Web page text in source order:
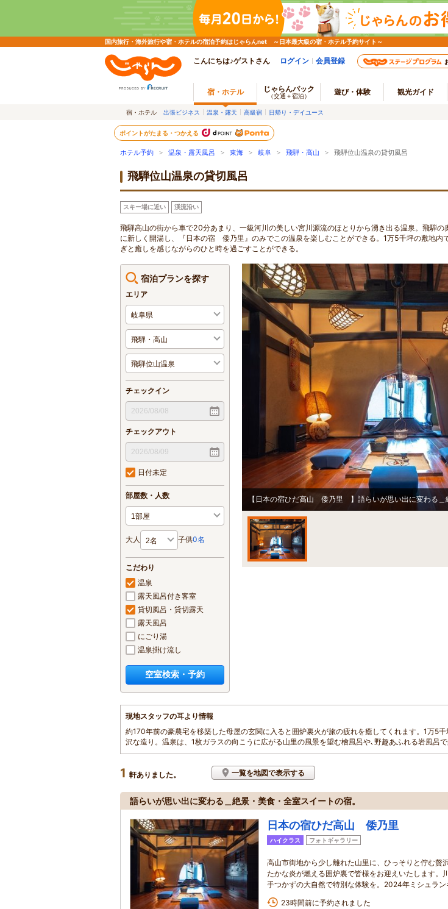
国内旅行・海外旅行や宿・ホテルの宿泊予約はじゃらんnet ～日本最大級の宿・ホテル予約サイト～
こんにちは♪ゲストさん ログイン 会員登録
宿・ホテル じゃらんパック
（交通＋宿泊） 遊び・体験 観光ガイド
宿・ホテル 出張ビジネス 温泉・露天 高級宿 日帰り・デイユース
ポイントがたまる・つかえる
ホテル予約 > 温泉・露天風呂 > 東海 > 岐阜 > 飛騨・高山 > 飛騨位山温泉の貸切風呂
飛騨位山温泉の貸切風呂
スキー場に近い 渓流沿い
飛騨高山の街から車で20分あまり、一級河川の美しい宮川源流のほとりから湧き出る温泉。飛騨
に新しく開湯し、『日本の宿 倭乃里』のみでこの温泉を楽しむことができる。1万5千坪の敷地内
ぎと癒しを感じながらのひと時を過ごすことができる。
宿泊プランを探す
エリア
チェックイン
チェックアウト
日付未定
部屋数・人数
大人 子供0名
こだわり
温泉
露天風呂付き客室
貸切風呂・貸切露天
露天風呂
にごり湯
温泉掛け流し
空室検索・予約
【日本の宿ひだ高山 倭乃里 】語らいが思い出に変わる＿
現地スタッフの耳より情報
約170年前の豪農宅を移築した母屋の玄関に入ると囲炉裏火が旅の疲れを癒してくれます。1万5
沢な造り。温泉は、1枚ガラスの向こうに広がる山里の風景を望む檜風呂や､野趣あふれる岩風呂で
1 軒ありました。 一覧を地図で表示する
語らいが思い出に変わる＿絶景・美食・全室スイートの宿。
日本の宿ひだ高山 倭乃里
ハイクラス フォトギャラリー
高山市街地から少し離れた山里に、ひっそりと佇む贅
たかな炎が燃える囲炉裏で皆様をお迎えいたします。
手つかずの大自然で特別な体験を。2024年ミシュラン
23時間前に予約されました